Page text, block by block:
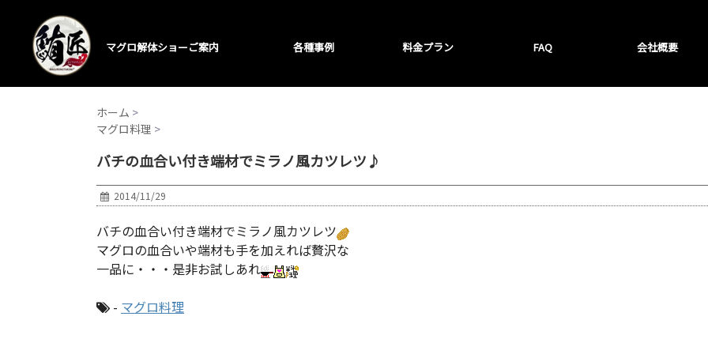
マグロ解体ショーご案内 各種事例 料金プラン FAQ 会社概要
ホーム >
マグロ料理 >
バチの血合い付き端材でミラノ風カツレツ♪
2014/11/29
バチの血合い付き端材でミラノ風カツレツ
マグロの血合いや端材も手を加えれば贅沢な
一品に・・・是非お試しあれ
- マグロ料理